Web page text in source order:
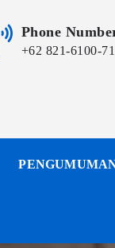
Phone
+62 821-6100-